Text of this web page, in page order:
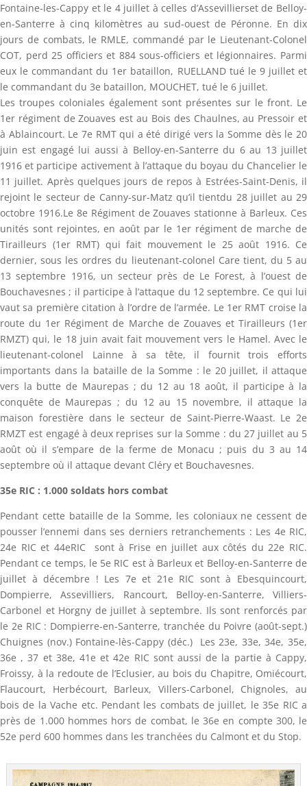
Fontaine-les-Cappy et le 4 juillet à celles d’Assevillierset de Belloy-
en-Santerre à cinq kilomètres au sud-ouest de Péronne. En dix
jours de combats, le RMLE, commandé par le Lieutenant-Colonel
COT, perd 25 officiers et 884 sous-officiers et légionnaires. Parmi
eux le commandant du 1er bataillon, RUELLAND tué le 9 juillet et
le commandant du 3e bataillon, MOUCHET, tué le 6 juillet.
Les troupes coloniales également sont présentes sur le front. Le
1er régiment de Zouaves est au Bois des Chaulnes, au Pressoir et
à Ablaincourt. Le 7e RMT qui a été dirigé vers la Somme dès le 20
juin est engagé lui aussi à Belloy-en-Santerre du 6 au 13 juillet
1916 et participe activement à l’attaque du boyau du Chancelier le
11 juillet. Après quelques jours de repos à Estrées-Saint-Denis, il
rejoint le secteur de Canny-sur-Matz qu’il tientdu 28 juillet au 29
octobre 1916.Le 8e Régiment de Zouaves stationne à Barleux. Ces
unités sont rejointes, en août par le 1er régiment de marche de
Tirailleurs (1er RMT) qui fait mouvement le 25 août 1916. Ce
dernier, sous les ordres du lieutenant-colonel Care tient, du 5 au
13 septembre 1916, un secteur près de Le Forest, à l’ouest de
Bouchavesnes ; il participe à l’attaque du 12 septembre. Ce qui lui
vaut sa première citation à l’ordre de l’armée. Le 1er RMT croise la
route du 1er Régiment de Marche de Zouaves et Tirailleurs (1er
RMZT) qui, le 18 juin avait fait mouvement vers le Hamel. Avec le
lieutenant-colonel Lainne à sa tête, il fournit trois efforts
importants dans la bataille de la Somme : le 20 juillet, il attaque
vers la butte de Maurepas ; du 12 au 18 août, il participe à la
conquête de Maurepas ; du 12 au 15 novembre, il attaque la
maison forestière dans le secteur de Saint-Pierre-Waast. Le 2e
RMZT est engagé à deux reprises sur la Somme : du 27 juillet au 5
août où il s’empare de la ferme de Monacu ; puis du 3 au 14
septembre où il attaque devant Cléry et Bouchavesnes.
35e RIC : 1.000 soldats hors combat
Pendant cette bataille de la Somme, les coloniaux ne cessent de
pousser l’ennemi dans ses derniers retranchements : Les 4e RIC,
24e RIC et 44eRIC sont à Frise en juillet aux côtés du 22e RIC.
Pendant ce temps, le 5e RIC est à Barleux et Belloy-en-Santerre de
juillet à décembre ! Les 7e et 21e RIC sont à Ebesquincourt,
Dompierre, Assevilliers, Rancourt, Belloy-en-Santerre, Villiers-
Carbonel et Horgny de juillet à septembre. Ils sont renforcés par
le 2e RIC : Dompierre-en-Santerre, tranchée du Poivre (août-sept.)
Chuignes (nov.) Fontaine-lès-Cappy (déc.) Les 23e, 33e, 34e, 35e,
36e , 37 et 38e, 41e et 42e RIC sont aussi de la partie à Cappy,
Froissy, à la redoute de l’Eclusier, au bois du Chapitre, Omiécourt,
Flaucourt, Herbécourt, Barleux, Villers-Carbonel, Chignoles, au
bois de la Vache etc. Pendant les combats de juillet, le 35e RIC a
près de 1.000 hommes hors de combat, le 36e en compte 300, le
52e perd 600 hommes dans les tranchées du Calmont et du Stop.